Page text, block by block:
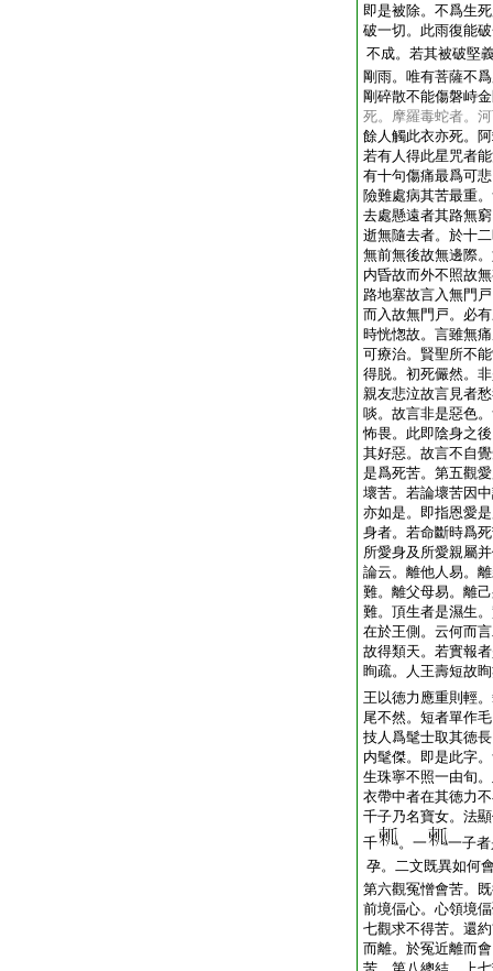
即是被除。不爲生
破一切。此雨復能
不成。若其被破堅
剛雨。唯有菩薩不
剛碎散不能傷磐峙
死。摩羅毒蛇者。
餘人觸此衣亦死。
若有人得此星咒者
有十句傷痛最爲可
險難處病其苦最重
去處懸遠者其路無
逝無隨去者。於十
無前無後故無邊際
内昏故而外不照故
路地塞故言入無門
而入故無門戸。必
時恍愡故。言雖無
可療治。賢聖所不
得脱。初死儼然。
親友悲泣故言見者
啖。故言非是惡色
怖畏。此即陰身之
其好惡。故言不自
是爲死苦。第五觀
壞苦。若論壞苦因
亦如是。即指恩愛
身者。若命斷時爲
所愛身及所愛親屬
論云。離他人易。
難。離父母易。離
難。頂生者是濕生
在於王側。云何而
故得類天。若實報
眴疏。人王壽短故
王以徳力應重則輕
尾不然。短者單作
技人爲髦士取其徳
内髦傑。即是此字
生珠寧不照一由旬
衣帶中者在其徳力
千子乃名寶女。法
千
。一
一子
孕。二文既異如何
第六觀冤憎會苦。
前境偪心。心領境
七觀求不得苦。還
而離。於冤近離而